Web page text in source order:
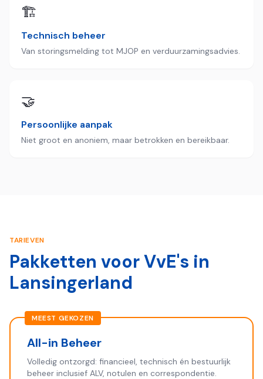
🏗️
Technisch beheer
Van storingsmelding tot MJOP en verduurzamingsadvies.
🤝
Persoonlijke aanpak
Niet groot en anoniem, maar betrokken en bereikbaar.
TARIEVEN
Pakketten voor VvE's in
Lansingerland
MEEST GEKOZEN
All-in Beheer
Volledig ontzorgd: financieel, technisch én bestuurlijk
beheer inclusief ALV, notulen en correspondentie.